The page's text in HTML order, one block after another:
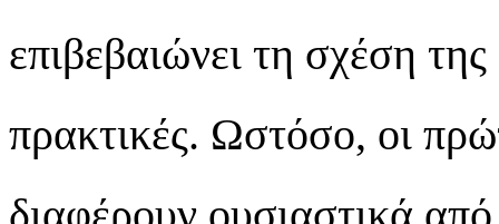
επιβεβαιώνει τη σχέση
πρακτικές. Ωστόσο, οι